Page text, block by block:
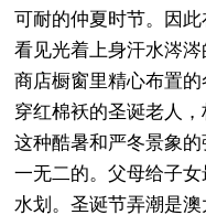
可耐的仲夏时节。因
看见光着上身汗水涔
商店橱窗里精心布置
穿红棉袄的圣诞老人，
这种酷暑和严冬景象
一无二的。父母给子
水划。圣诞节弄潮是